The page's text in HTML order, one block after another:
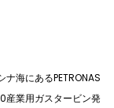
海にあるPETRONAS
産業用ガスタービン発